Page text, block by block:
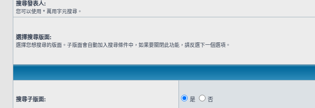
搜尋發表人:
您可以使用 * 萬用字元搜尋。
選擇搜尋版面:
選擇您想搜尋的版面。子版面會自動加入搜尋條件中，如果要關閉此功能，請反選下一個選項。
搜尋子版面: 是 否